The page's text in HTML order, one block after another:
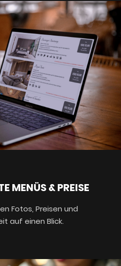
MENÜS & PREISE
Fotos, Preisen und
auf einen Blick.